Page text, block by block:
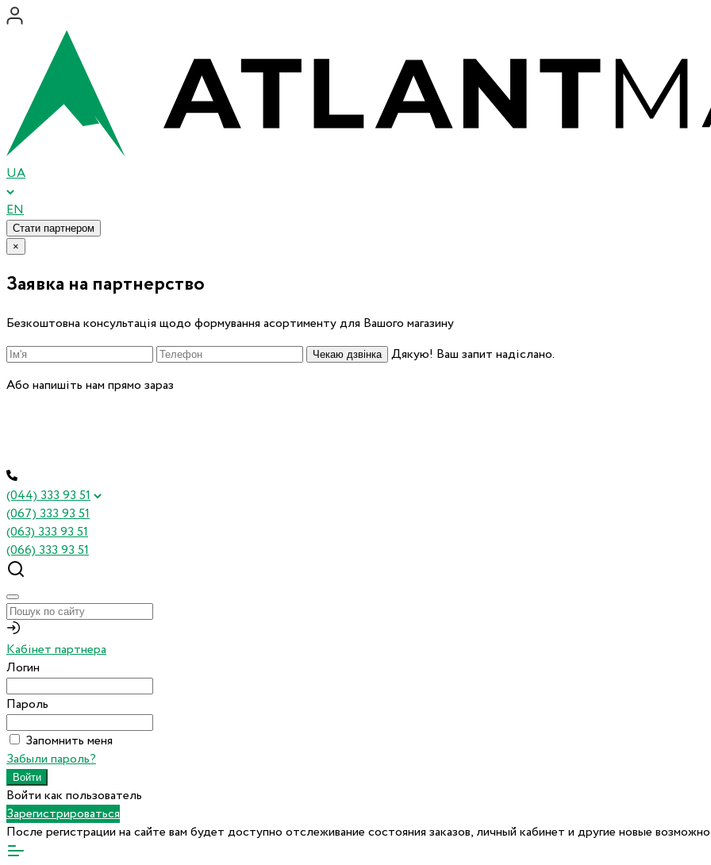
UA
EN
Стати партнером
×
Заявка на партнерство
Безкоштовна консультація щодо формування асортименту для Вашого магазину
Чекаю дзвінка
Дякую! Ваш запит надіслано.
Або напишіть нам прямо зараз
(044) 333 93 51
(067) 333 93 51
(063) 333 93 51
(066) 333 93 51
Кабінет партнера
Логин
Пароль
Запомнить меня
Забыли пароль?
Войти как пользователь
Зарегистрироваться
После регистрации на сайте вам будет доступно отслеживание состояния заказов, личный кабинет и другие новые